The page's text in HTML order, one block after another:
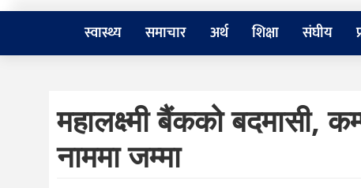
स्वास्थ्य
स्वास्थ्य समाचार अर्थ शिक्षा संघीय
महालक्ष्मी बैंकको बदमासी,
नाममा जम्मा